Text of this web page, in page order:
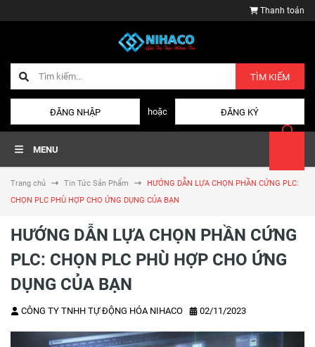
Thanh toán
TÌM KIẾM
ĐĂNG NHẬP hoặc ĐĂNG KÝ
MENU
Trang chủ Tin Tức Sản Phẩm
HƯỚNG DẪN LỰA CHỌN PHẦN CỨNG PLC:
CHỌN PLC PHÙ HỢP CHO ỨNG DỤNG CỦA BẠN
HƯỚNG DẪN LỰA CHỌN PHẦN CỨNG
PLC: CHỌN PLC PHÙ HỢP CHO ỨNG
DỤNG CỦA BẠN
CÔNG TY TNHH TỰ ĐỘNG HÓA NIHACO 02/11/2023